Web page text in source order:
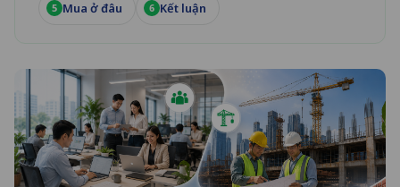
5 Mua ở đâu 6 Kết luận